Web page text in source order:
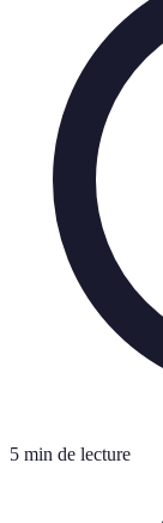
5 min de lecture